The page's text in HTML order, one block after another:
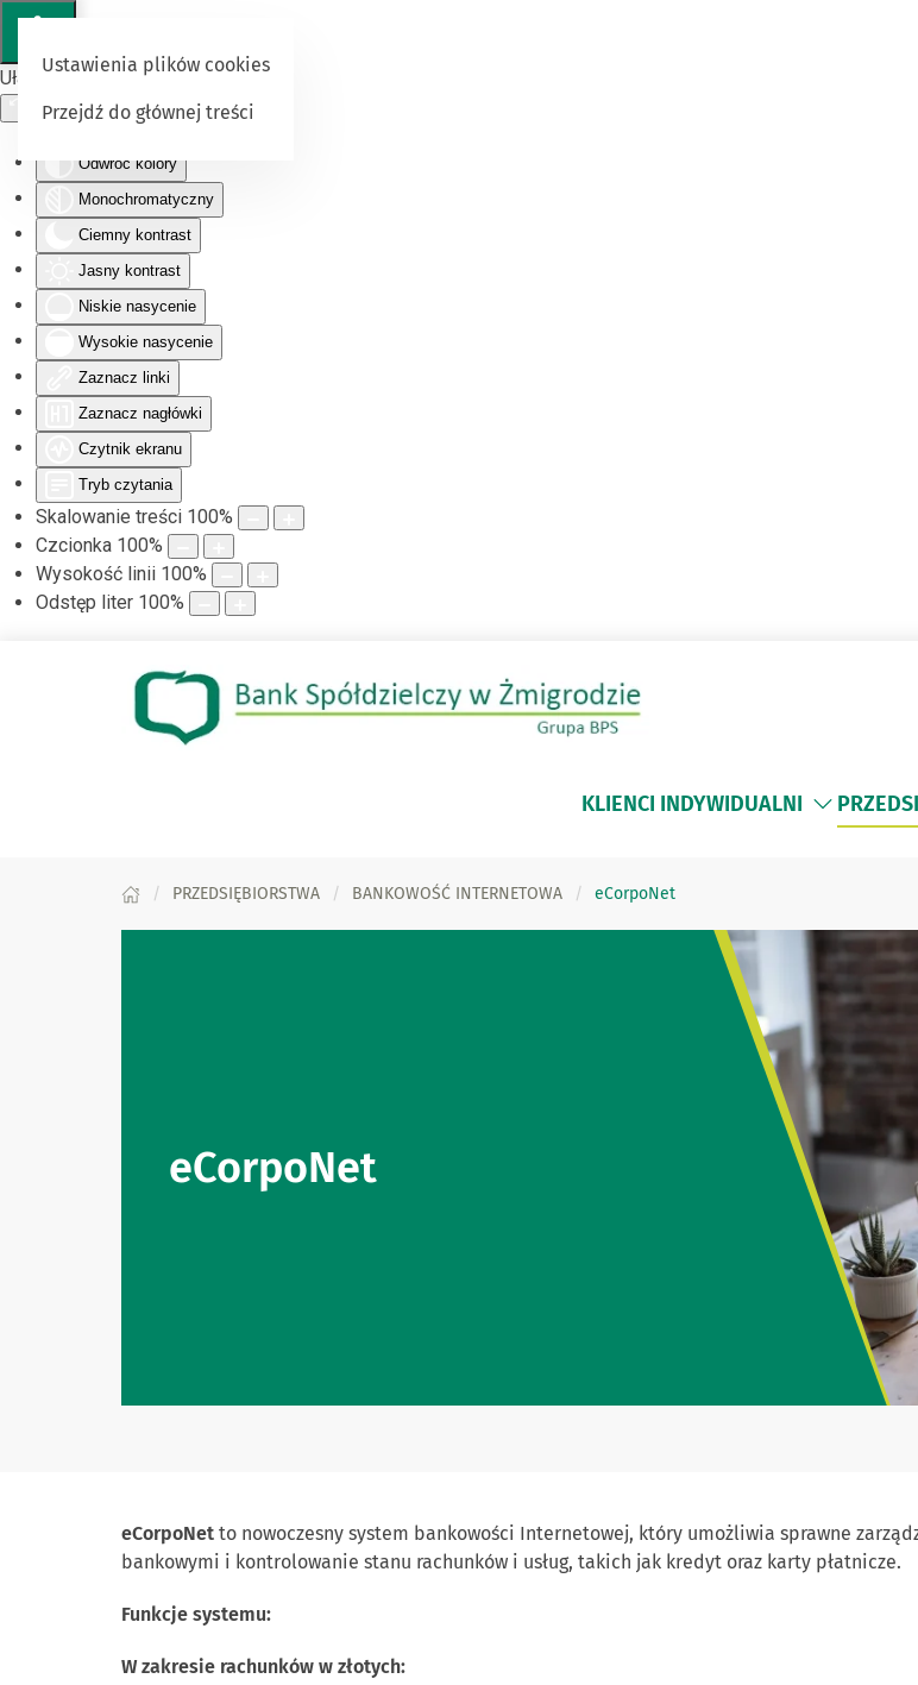
Ułatwienia dostępu
Odwróć kolory
Monochromatyczny
Ciemny kontrast
Jasny kontrast
Niskie nasycenie
Wysokie nasycenie
Zaznacz linki
Zaznacz nagłówki
Czytnik ekranu
Tryb czytania
Skalowanie treści 100%
Czcionka 100%
Wysokość linii 100%
Odstęp liter 100%
Ustawienia plików cookies
Przejdź do głównej treści
KLIENCI INDYWIDUALNI
PRZEDSIĘBIORSTWA BANKOWOŚĆ INTERNETOWA eCorpoNet
eCorpoNet
eCorpoNet to nowoczesny system bankowości Internetowej, który umożliwia sprawne
bankowymi i kontrolowanie stanu rachunków i usług, takich jak kredyt oraz karty płatnicze.
Funkcje systemu:
W zakresie rachunków w złotych: